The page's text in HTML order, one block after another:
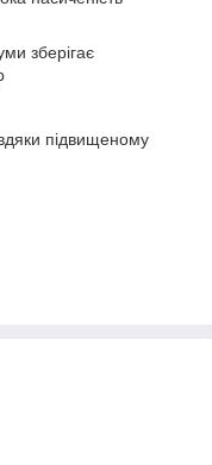
зберігає
підвищеному